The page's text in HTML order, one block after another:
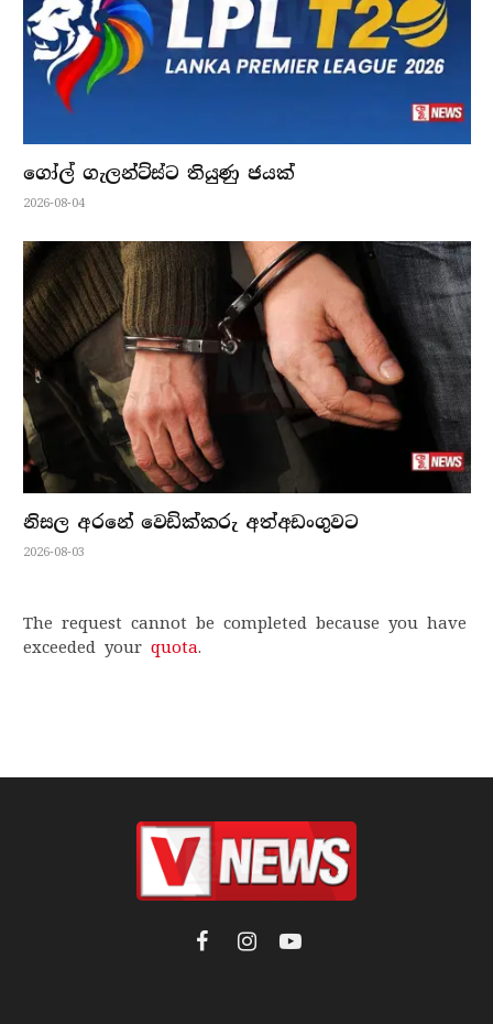
ගෝල් ගැලන්ට්ස්ට තියුණු ජයක්
2026-08-04
නිසල අරනේ වෙඩික්කරු අත්අඩංගුවට
2026-08-03
The request cannot be completed because you have
exceeded your quota.
FacebookInstagramYouTube